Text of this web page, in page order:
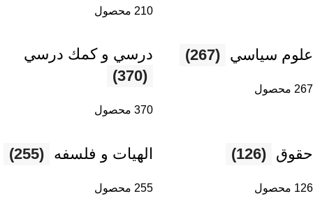
210 محصول
علوم سياسي (267)
267 محصول
درسي و كمك درسي
(370)
370 محصول
حقوق (126)
126 محصول
الهیات و فلسفه (255)
255 محصول